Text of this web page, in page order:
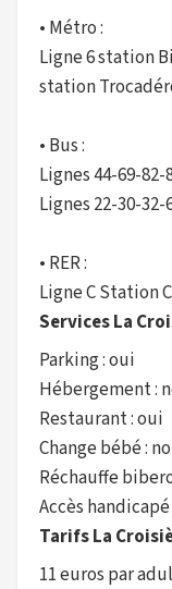
• Métro :
Ligne 6 station
station
• Bus :
Lignes 44-69-
Lignes 22-30-
• RER :
Ligne C Station
Services La
Parking : oui
Hébergement :
Restaurant : oui
Change bébé :
Réchauffe
Accès
Tarifs La
11 euros par